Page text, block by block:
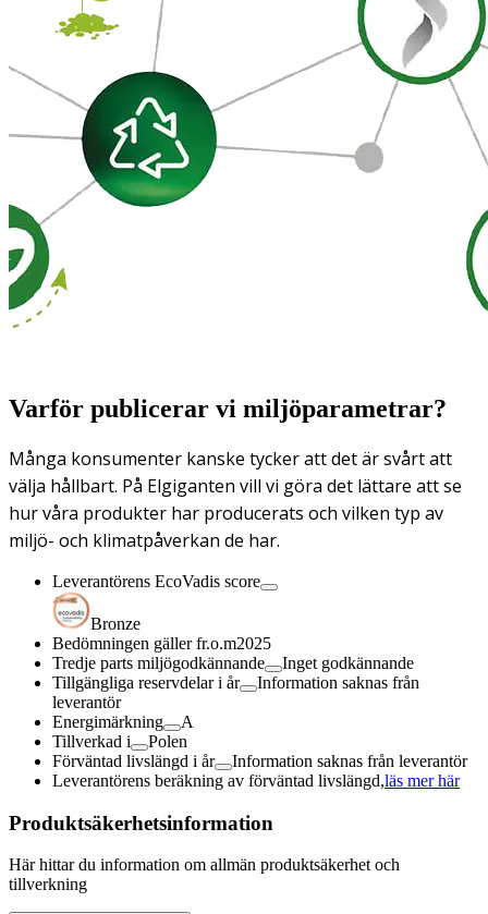
Varför publicerar vi miljöparametrar?
Många konsumenter kanske tycker att det är svårt att
välja hållbart. På Elgiganten vill vi göra det lättare att se
hur våra produkter har producerats och vilken typ av
miljö- och klimatpåverkan de har.
Leverantörens EcoVadis score
Bronze
Bedömningen gäller fr.o.m2025
Tredje parts miljögodkännande
Inget godkännande
Tillgängliga reservdelar i år
Information saknas från
leverantör
Energimärkning
A
Tillverkad i
Polen
Förväntad livslängd i år
Information saknas från leverantör
Leverantörens beräkning av förväntad livslängd,läs mer här
Produktsäkerhetsinformation
Här hittar du information om allmän produktsäkerhet och
tillverkning